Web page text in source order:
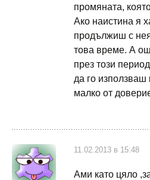
промяната,
Ако наистина я
продължиш с
това време. А
през този
да го
малко от
11.02.2013 в 15:48
Ами като цяло